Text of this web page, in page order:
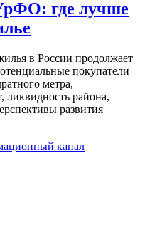
где лучше
в России продолжает
покупатели
метра,
ликвидность района,
развития
канал